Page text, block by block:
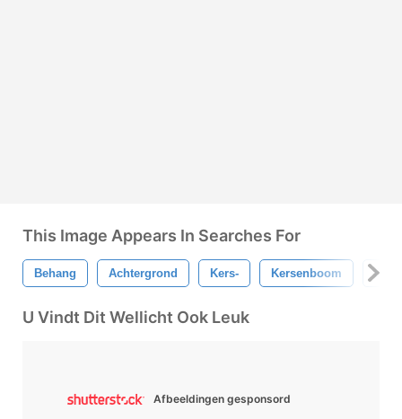
This Image Appears In Searches For
Behang Achtergrond Kers- Kersenboom
U Vindt Dit Wellicht Ook Leuk
Afbeeldingen gesponsord